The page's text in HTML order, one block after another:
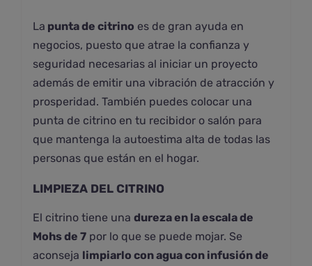
La punta de citrino es de gran ayuda en
negocios, puesto que atrae la confianza y
seguridad necesarias al iniciar un proyecto
además de emitir una vibración de atracción y
prosperidad. También puedes colocar una
punta de citrino en tu recibidor o salón para
que mantenga la autoestima alta de todas las
personas que están en el hogar.
LIMPIEZA DEL CITRINO
El citrino tiene una dureza en la escala de
Mohs de 7por lo que se puede mojar. Se
aconseja limpiarlo con agua con infusión de